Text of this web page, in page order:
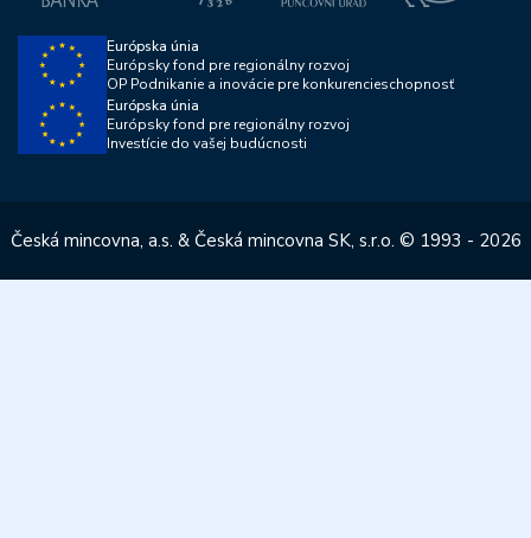
Európska únia
Európsky fond pre regionálny rozvoj
OP Podnikanie a inovácie pre konkurencieschopnosť
Európska únia
Európsky fond pre regionálny rozvoj
Investície do vašej budúcnosti
Česká mincovna, a.s. & Česká mincovna SK, s.r.o. © 1993 - 2026